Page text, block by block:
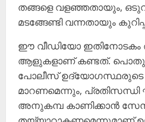
തങ്ങളെ വളഞ്ഞതായും,
മടങ്ങേണ്ടി വന്നതായും
ഈ വീഡിയോ ഇതിനോടകം
ആളുകളാണ് കണ്ടത്.
പോലീസ് ഉദ്യോഗസ്ഥരുടെ
മാറണമെന്നും, പ്രതിസന്ധി
അനുകമ്പ കാണിക്കാൻ